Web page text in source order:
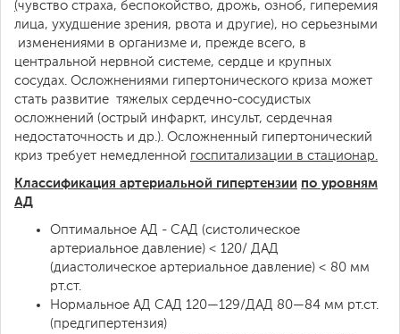
(чувство страха, беспокойство, дрожь, озноб, гиперемия
лица, ухудшение зрения, рвота и другие), но серьезными
изменениями в организме и, прежде всего, в
центральной нервной системе, сердце и крупных
сосудах. Осложнениями гипертонического криза может
стать развитие тяжелых сердечно-сосудистых
осложнений (острый инфаркт, инсульт, сердечная
недостаточность и др.). Осложненный гипертонический
криз требует немедленной госпитализации в стационар.
Классификация артериальной гипертензии по уровням
АД
Оптимальное АД - САД (систолическое
артериальное давление) < 120/ ДАД
(диастолическое артериальное давление) < 80 мм
рт.ст.
Нормальное АД САД 120—129/ДАД 80—84 мм рт.ст.
(предгипертензия)